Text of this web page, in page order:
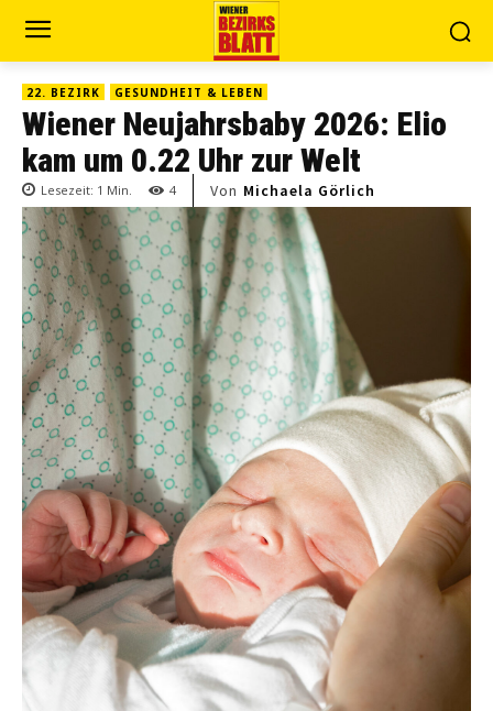
22. BEZIRK GESUNDHEIT & LEBEN
Wiener Neujahrsbaby 2026: Elio
kam um 0.22 Uhr zur Welt
Lesezeit: 1 Min. 4 Von Michaela Görlich